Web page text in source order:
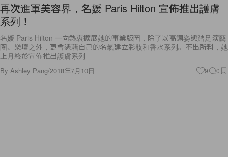
再次進軍美容界，名媛 Paris Hilton 宣佈推出護膚
系列！
名媛 Paris Hilton 一向熱衷擴展她的事業版圖，除了以高調姿態踏足演藝
圈、樂壇之外，更曾憑藉自己的名氣建立彩妝和香水系列。不出所料，她
上月終於宣佈推出護膚系列
By Ashley Pang/2018年7月10日 9 0